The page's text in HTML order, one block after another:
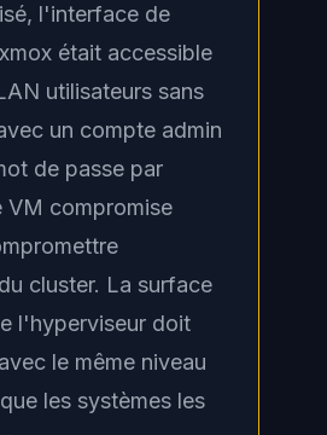
l'interface de
était accessible
utilisateurs sans
un compte admin
de passe par
VM compromise
cluster. La surface
l'hyperviseur doit
le même niveau
les systèmes les